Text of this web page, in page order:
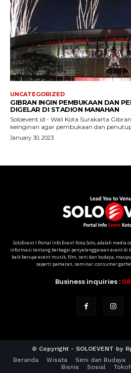
SoloEvent I Portal Info Event Kota Solo, adalah
informasi tentang berbagai penyelenggaraan event di
baik berupa event musik, film, seni dan budaya,
seperti pameran, seminar, consumer
Business inquiries :
© Copyright - SOLOEVENT by
Beranda
Wisata Seni dan Budaya
Bisnis
Sosial Tokoh